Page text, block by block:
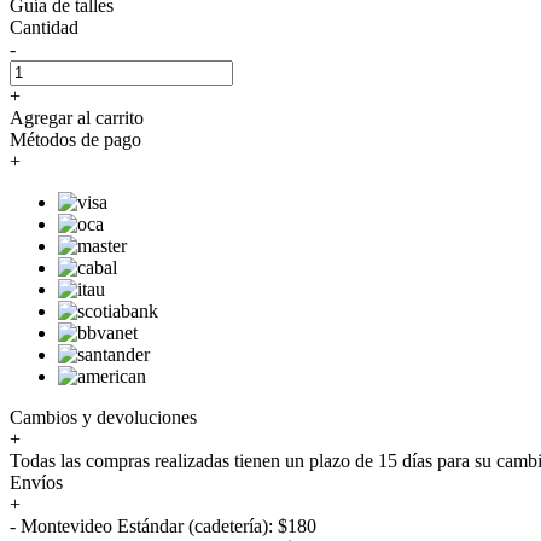
Guía de talles
Cantidad
-
+
Agregar al carrito
Métodos de pago
+
Cambios y devoluciones
+
Todas las compras realizadas tienen un plazo de 15 días para su
Envíos
+
- Montevideo Estándar (cadetería): $180